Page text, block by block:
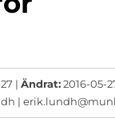
27 |Ändrat:2016-05-
|